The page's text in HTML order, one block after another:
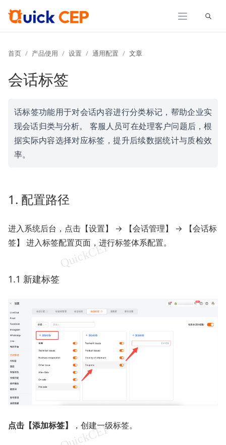
展开
首页 产品使用 设置 通用配置 文章
会话标签
话标签功能用于对会话内容进行分类标记，帮助企业实
现会话归类与分析。 客服人员可在处理客户问题后，根
据实际内容选择对应标签，提升后续数据统计与质检效
率。
1. 配置路径
进入系统后台，点击【设置】 → 【会话管理】 → 【会话标
签】 进入标签配置页面，进行标签体系配置。
1.1 新建标签
点击【添加标签】 ，创建一级标签。